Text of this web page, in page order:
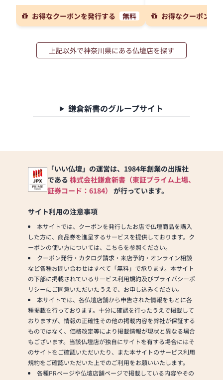
お得なクーポンを発行する 無料 お得なクーポンを
上記以外で神奈川県にある仏壇店を探す
鎌倉新書のグループサイト
「いい仏壇」の運営は、1984年創業の出版社
である 株式会社鎌倉新書（東証プライム上場、
証券コード：6184） が行っています。
サイト利用の注意事項
本サイトでは、クーポンを発行したお店で仏壇商品を購入
した方に、商品券を進呈するサービスを提供しております。ク
ーポンの使い方については、こちらを参照ください。
クーポン発行・カタログ請求・来店予約・オンライン相談
など各種お問い合わせはすべて「無料」で承ります。本サイト
の下部に掲載されているサービス利用規約及びプライバシーポ
リシーにご同意いただいたうえで、お申し込みください。
本サイトでは、各仏壇店舗から申告された情報をもとに各
種掲載を行っております。十分に確認を行ったうえで掲載して
おりますが、情報の正確性その他の掲載内容を弊社が保証する
ものではなく、価格改定等により掲載情報が現状と異なる場合
もございます。当該仏壇店が独自にサイトを有する場合にはそ
のサイトをご確認いただいたり、また本サイトのサービス利用
規約をご確認いただいた上でのご利用をお願いいたします。
各種PRページや仏壇店舗ページで掲載している内容やその